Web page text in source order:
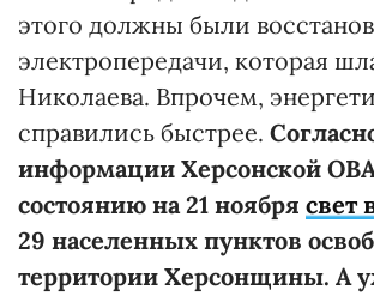
этого должны были
электропередачи, которая
Николаева. Впрочем,
справились быстрее.
информации Херсонской
состоянию на 21 ноября свет
29 населенных пунктов
территории Херсонщины. А